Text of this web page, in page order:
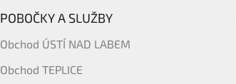
POBOČKY A SLUŽBY
Obchod ÚSTÍ NAD LABEM
Obchod TEPLICE